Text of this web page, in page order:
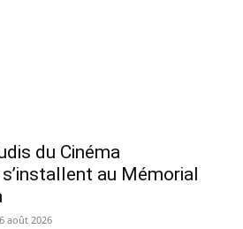
du Cinéma
au Mémorial
6 août 2026